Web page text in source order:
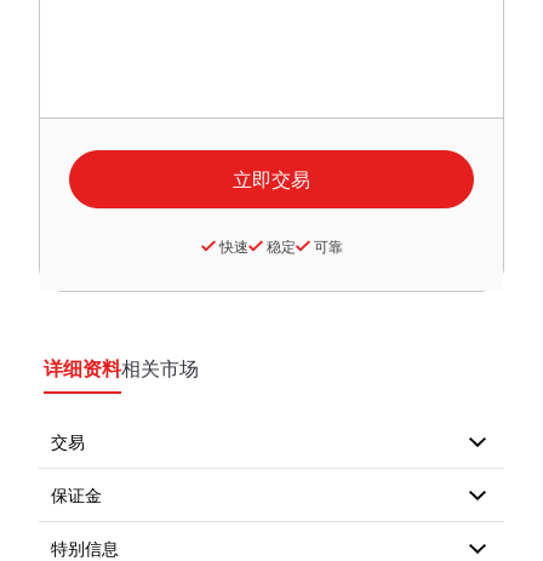
快速 稳定 可靠
详细资料相关市场